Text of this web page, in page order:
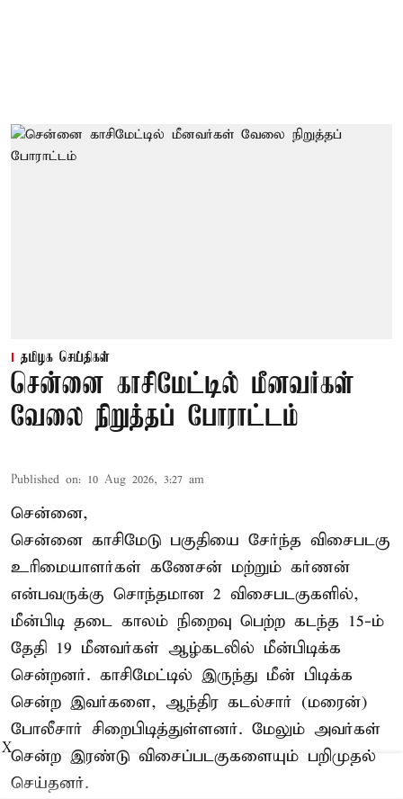
தமிழக செய்திகள்
சென்னை காசிமேட்டில் மீனவர்கள்
வேலை நிறுத்தப் போராட்டம்
Published on: 10 Aug 2026, 3:27 am
சென்னை,
சென்னை காசிமேடு பகுதியை சேர்ந்த விசைபடகு
உரிமையாளர்கள் கணேசன் மற்றும் கர்ணன்
என்பவருக்கு சொந்தமான 2 விசைபடகுகளில்,
மீன்பிடி தடை காலம் நிறைவு பெற்ற கடந்த 15-ம்
தேதி 19 மீனவர்கள் ஆழ்கடலில் மீன்பிடிக்க
சென்றனர். காசிமேட்டில் இருந்து மீன் பிடிக்க
சென்ற இவர்களை, ஆந்திர கடல்சார் (மரைன்)
போலீசார் சிறைபிடித்துள்ளனர். மேலும் அவர்கள்
சென்ற இரண்டு விசைப்படகுகளையும் பறிமுதல்
செய்தனர்.
X